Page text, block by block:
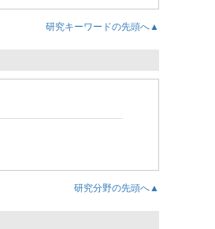
研究キーワードの先頭へ▲
研究分野の先頭へ▲